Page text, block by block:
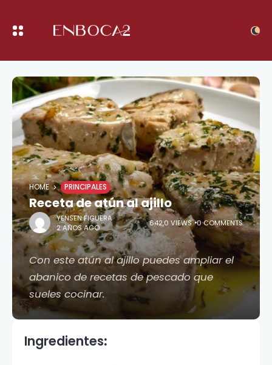
HOME PRINCIPALES
Receta de atún al ajillo
YENSEN FIGUERA
2 AÑOS AGO
642,0 VIEWS 0 COMMENTS
Con este atún al ajillo puedes ampliar el
abanico de recetas de pescado que
sueles cocinar.
Ingredientes: